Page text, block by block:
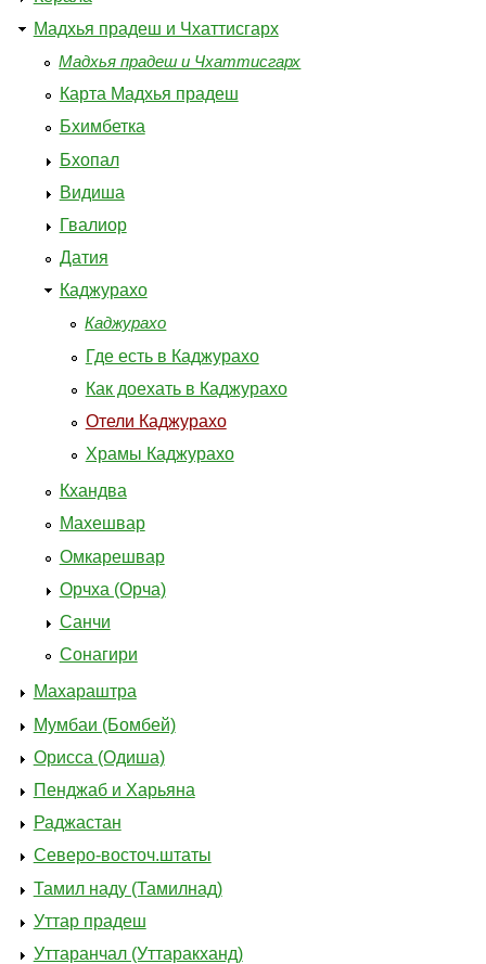
Мадхья прадеш и Чхаттисгарх
Мадхья прадеш и Чхаттисгарх
Карта Мадхья прадеш
Бхимбетка
Бхопал
Видиша
Гвалиор
Датия
Каджурахо
Каджурахо
Где есть в Каджурахо
Как доехать в Каджурахо
Отели Каджурахо
Храмы Каджурахо
Кхандва
Махешвар
Омкарешвар
Орчха (Орча)
Санчи
Сонагири
Махараштра
Мумбаи (Бомбей)
Орисса (Одиша)
Пенджаб и Харьяна
Раджастан
Северо-восточ.штаты
Тамил наду (Тамилнад)
Уттар прадеш
Уттаранчал (Уттаракханд)